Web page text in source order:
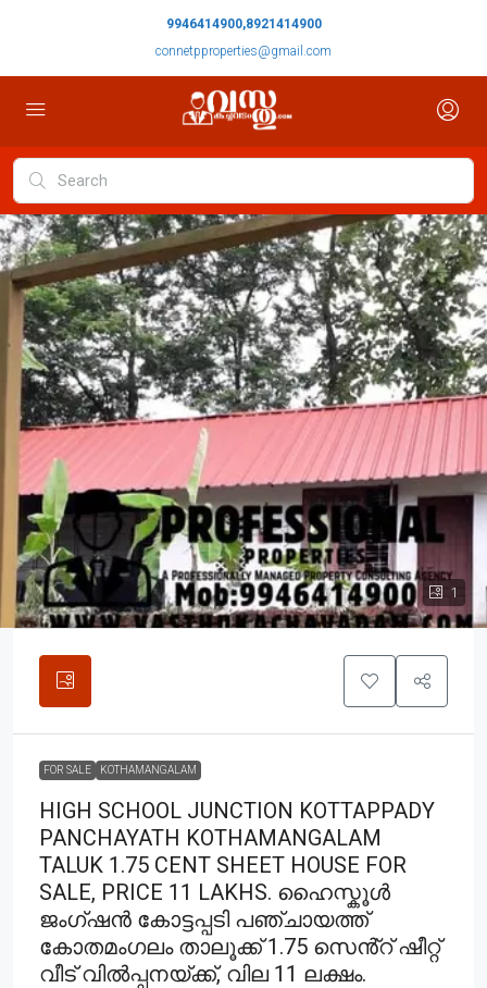
9946414900,8921414900
connetpproperties@gmail.com
1
FOR SALE KOTHAMANGALAM
HIGH SCHOOL JUNCTION KOTTAPPADY
PANCHAYATH KOTHAMANGALAM
TALUK 1.75 CENT SHEET HOUSE FOR
SALE, PRICE 11 LAKHS. ഹൈസ്കൂൾ
ജംഗ്ഷൻ കോട്ടപ്പടി പഞ്ചായത്ത്
കോതമംഗലം താലൂക്ക് 1.75 സെൻ്റ് ഷീറ്റ്
വീട് വിൽപ്പനയ്ക്ക്, വില 11 ലക്ഷം.